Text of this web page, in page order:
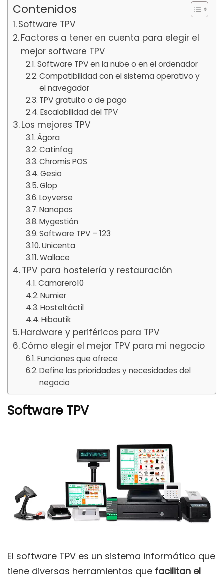
Contenidos
Software TPV
Factores a tener en cuenta para elegir el
mejor software TPV
Software TPV en la nube o en el ordenador
Compatibilidad con el sistema operativo y
el navegador
TPV gratuito o de pago
Escalabilidad del TPV
Los mejores TPV
Ágora
Catinfog
Chromis POS
Gesio
Glop
Loyverse
Nanopos
Mygestión
Software TPV – 123
Unicenta
Wallace
TPV para hostelería y restauración
Camarero10
Numier
Hosteltáctil
Hiboutik
Hardware y periféricos para TPV
Cómo elegir el mejor TPV para mi negocio
Funciones que ofrece
Define las prioridades y necesidades del
negocio
Software TPV
El software TPV es un sistema informático que
tiene diversas herramientas que facilitan el